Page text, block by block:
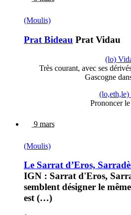
(Moulis)
Prat Bideau Prat Vidau
(lo)
Très courant, avec ses
Gascogne
(lo,eth,le)
Prononcer
9 mars
(Moulis)
Le Sarrat d’Eros,
IGN : Sarrat d'Eros,
semblent désigner le
est (…)